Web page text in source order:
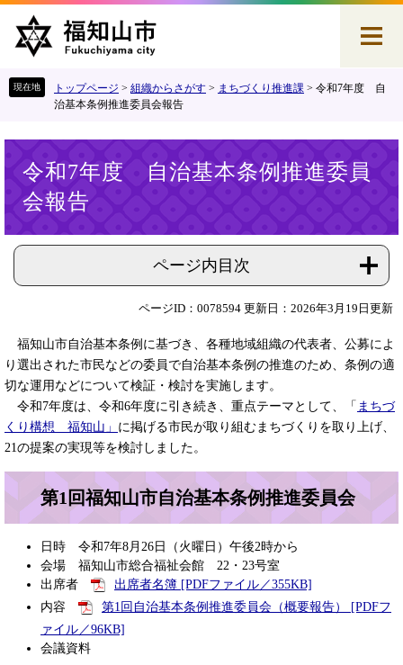
す
し
トップページ > 組織からさがす > まちづくり推進課 > 令和7年度 自
治基本条例推進委員会報告
令和7年度 自治基本条例推進委員
会報告
ページ内目次
ページID：0078594 更新日：2026年3月19日更新
福知山市自治基本条例に基づき、各種地域組織の代表者、公募によ
り選出された市民などの委員で自治基本条例の推進のため、条例の適
切な運用などについて検証・検討を実施します。
令和7年度は、令和6年度に引き続き、重点テーマとして、「 まちづ
くり構想 福知山」 に掲げる市民が取り組むまちづくりを取り上げ、
21の提案の実現等を検討しました。
第1回福知山市自治基本条例推進委員会
日時 令和7年8月26日（火曜日）午後2時から
会場 福知山市総合福祉会館 22・23号室
出席者
出席者名簿 [PDFファイル／355KB]
内容
第1回自治基本条例推進委員会（概要報告） [PDFフ
ァイル／96KB]
会議資料